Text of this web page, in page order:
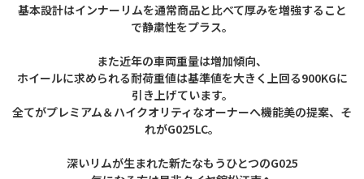
基本設計はインナーリムを通常商品と比べて厚みを増強すること
で静粛性をプラス。
また近年の車両重量は増加傾向、
ホイールに求められる耐荷重値は基準値を大きく上回る900KGに
引き上げています。
全てがプレミアム＆ハイクオリティなオーナーへ機能美の提案、そ
れがG025LC。
深いリムが生まれた新たなもうひとつのG025